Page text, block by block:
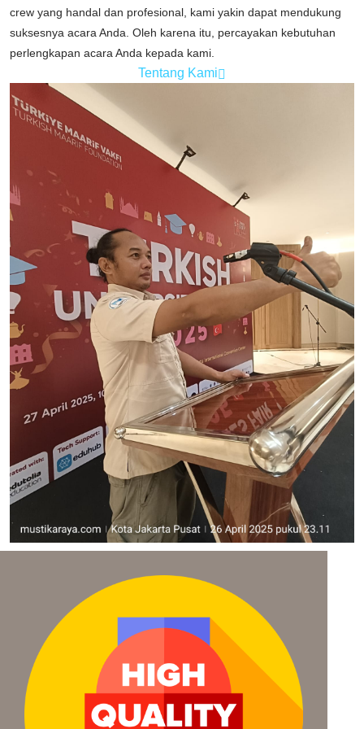
crew yang handal dan profesional, kami yakin dapat mendukung
suksesnya acara Anda. Oleh karena itu, percayakan kebutuhan
perlengkapan acara Anda kepada kami.
Tentang Kami